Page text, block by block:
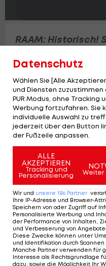
RAAM: Historisch!
Sport-Mix
Strasser holt 5.
America"
Sport-Mix
Datenschutz
Wählen Sie [Alle
und Diensten zuzustimmen
PUR Modus, ohne Tracking
Werbung fortzufahren. Sie
individuelle Auswahl zu
jederzeit über den Button
der Fußzeile anpassen.
ALLE
AKZEPTIEREN
Tracking und
Personalisierung
Weiter
Wir und unsere 186 Partner
Ihre IP-Adresse und Browser-
Speichern von oder Zugriff auf
Personalisierte Werbung und
der Performance von Inhalten,
und Verbesserung von
Diese Zwecke können unter
und Identifikation durch Scannen
Manche Partner verwenden für
Interesse als Rechtsgrundlage
dazu, sowie die Möglichkeit Ihr